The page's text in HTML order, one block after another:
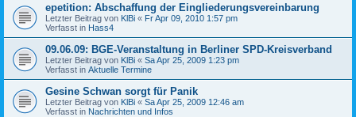
epetition: Abschaffung der Eingliederungsvereinbarung
Letzter Beitrag von KlBi « Fr Apr 09, 2010 1:57 pm
Verfasst in Hass4
09.06.09: BGE-Veranstaltung in Berliner SPD-Kreisverband
Letzter Beitrag von KlBi « Sa Apr 25, 2009 1:23 pm
Verfasst in Aktuelle Termine
Gesine Schwan sorgt für Panik
Letzter Beitrag von KlBi « Sa Apr 25, 2009 12:46 am
Verfasst in Nachrichten und Infos